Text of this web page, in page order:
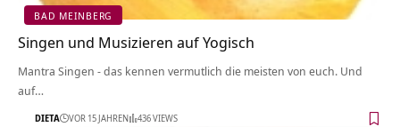
BAD MEINBERG
Singen und Musizieren auf Yogisch
Mantra Singen - das kennen vermutlich die meisten von euch. Und
auf…
DIETA VOR 15 JAHREN 436 VIEWS